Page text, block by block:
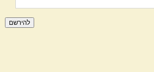
להירשם